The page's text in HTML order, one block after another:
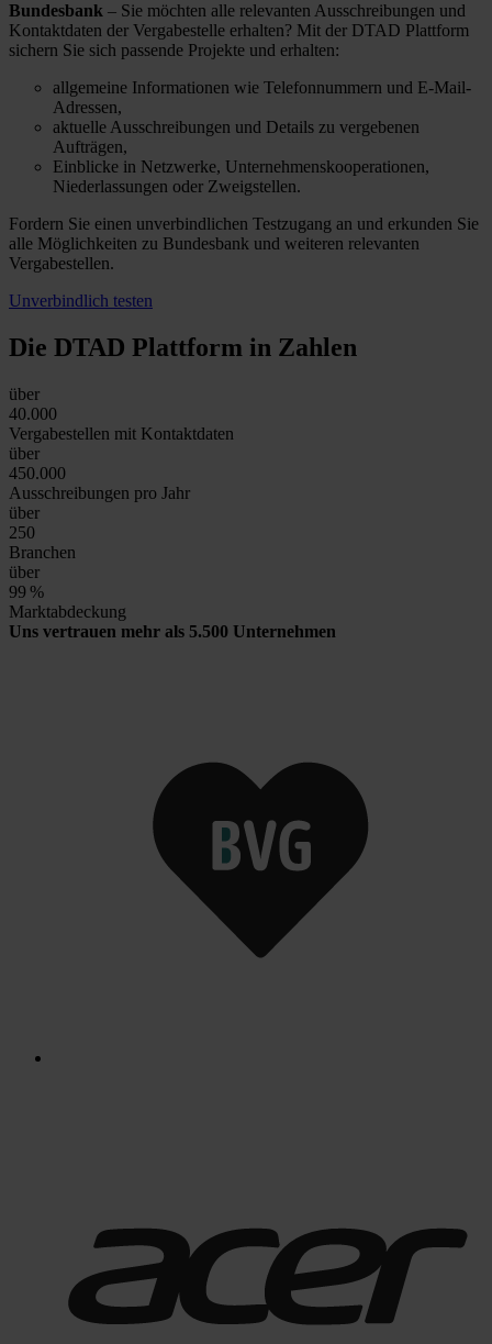
Bundesbank – Sie möchten alle relevanten Ausschreibungen und
Kontaktdaten der Vergabestelle erhalten? Mit der DTAD Plattform
sichern Sie sich passende Projekte und erhalten:
allgemeine Informationen wie Telefonnummern und E-Mail-
Adressen,
aktuelle Ausschreibungen und Details zu vergebenen
Aufträgen,
Einblicke in Netzwerke, Unternehmenskooperationen,
Niederlassungen oder Zweigstellen.
Fordern Sie einen unverbindlichen Testzugang an und erkunden Sie
alle Möglichkeiten zu Bundesbank und weiteren relevanten
Vergabestellen.
Unverbindlich testen
Die DTAD Plattform in Zahlen
über
40.000
Vergabestellen mit Kontaktdaten
über
450.000
Ausschreibungen pro Jahr
über
250
Branchen
über
99 %
Marktabdeckung
Uns vertrauen mehr als 5.500 Unternehmen